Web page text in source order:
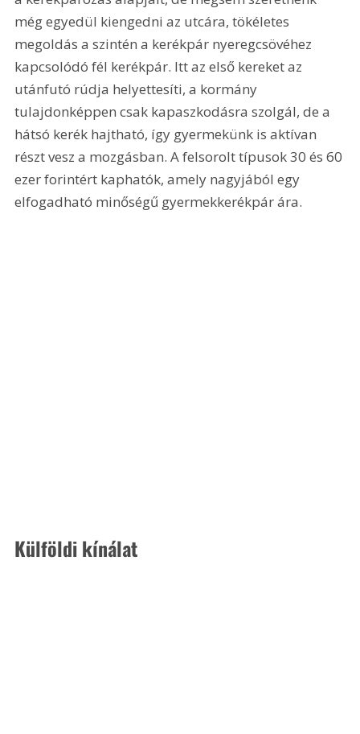
még egyedül kiengedni az utcára, tökéletes
megoldás a szintén a kerékpár nyeregcsövéhez
kapcsolódó fél kerékpár. Itt az első kereket az
utánfutó rúdja helyettesíti, a kormány
tulajdonképpen csak kapaszkodásra szolgál, de a
hátsó kerék hajtható, így gyermekünk is aktívan
részt vesz a mozgásban. A felsorolt típusok 30 és 60
ezer forintért kaphatók, amely nagyjából egy
elfogadható minőségű gyermekkerékpár ára.
Külföldi kínálat